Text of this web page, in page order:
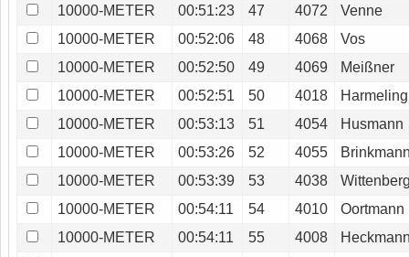
10000-METER
00:51:23 47 4072
Venne
10000-METER
00:52:06 48 4068
Vos
10000-METER
00:52:50 49 4069
Meißner
10000-METER
00:52:51 50 4018
Harmeling
10000-METER
00:53:13 51 4054
Husmann
10000-METER
00:53:26 52 4055
10000-METER
00:53:39 53 4038
10000-METER
00:54:11 54 4010
Oortmann
10000-METER
00:54:11 55 4008